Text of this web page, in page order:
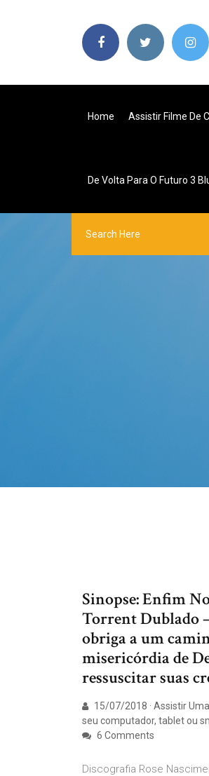
Home Assistir Filme De
De Volta Para O Futuro 3
Sinopse: Enfim
Torrent Dublado
obriga a um
misericórdia de
ressuscitar suas
15/07/2018 · Assistir
seu computador, tablet ou
6 Comments
Discografia Rose